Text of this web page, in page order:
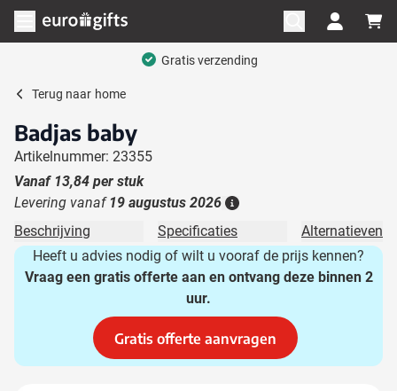
Ga naar de inhoud
Menu openen
Gratis verzending
Terug naar home
Badjas baby
Artikelnummer: 23355
Vanaf 13,84 per stuk
Levering vanaf 19 augustus 2026
Beschrijving Specificaties
Alternatieven
Heeft u advies nodig of wilt u vooraf de prijs kennen?
Vraag een gratis offerte aan en ontvang deze binnen 2
uur.
Gratis offerte aanvragen